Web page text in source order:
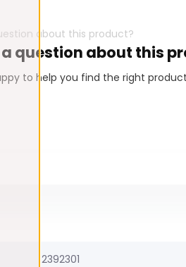
a question about this
to help you find the right product
2392301